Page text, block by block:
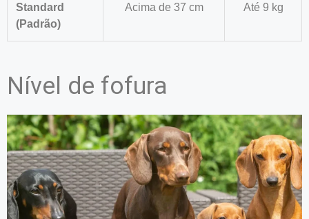
Standard
(Padrão)
Acima de 37 cm Até 9 kg
Nível de fofura